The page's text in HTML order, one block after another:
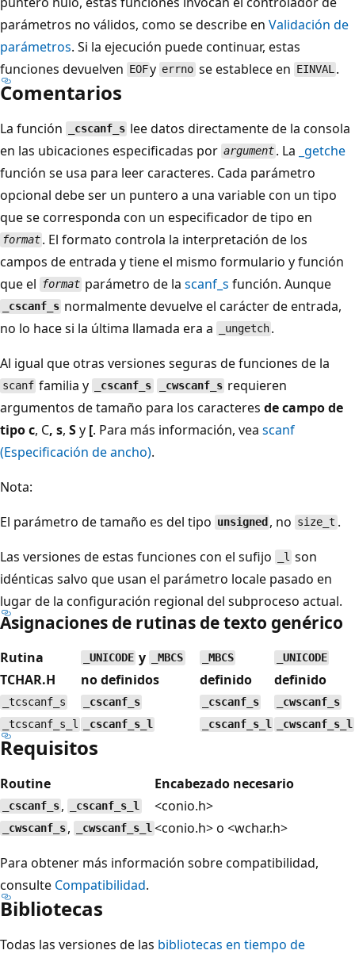
parámetros no válidos, como se describe en Validación de
parámetros. Si la ejecución puede continuar, estas
funciones devuelven EOFy errnose establece en EINVAL .
Comentarios
La función _cscanf_s lee datos directamente de la consola
en las ubicaciones especificadas por argument . La _getche
función se usa para leer caracteres. Cada parámetro
opcional debe ser un puntero a una variable con un tipo
que se corresponda con un especificador de tipo en
format . El formato controla la interpretación de los
campos de entrada y tiene el mismo formulario y función
que el
format parámetro de lascanf_s función. Aunque
_cscanf_s normalmente devuelve el carácter de entrada,
no lo hace si la última llamada era a
_ungetch .
Al igual que otras versiones seguras de funciones de la
scanf familia y _cscanf_s _cwscanf_s requieren
argumentos de tamaño para los caracteres de campo de
tipo c, C, s, Sy [. Para más información, vea scanf
(Especificación de ancho).
Nota:
El parámetro de tamaño es del tipo unsigned , no size_t .
Las versiones de estas funciones con el sufijo
_l son
idénticas salvo que usan el parámetro locale pasado en
lugar de la configuración regional del subproceso actual.
Asignaciones de rutinas de texto genérico
Rutina
TCHAR.H
_UNICODE y _MBCS
no definidos
_MBCS
definido
_UNICODE
definido
_tcscanf_s _cscanf_s _cscanf_s
_cwscanf_s
_tcscanf_s_l
_cscanf_s_l _cscanf_s_l _cwscanf_s_l
Requisitos
Routine Encabezado necesario
_cscanf_s , _cscanf_s_l <conio.h>
_cwscanf_s , _cwscanf_s_l<conio.h> o <wchar.h>
Para obtener más información sobre compatibilidad,
consulte Compatibilidad.
Bibliotecas
Todas las versiones de las bibliotecas en tiempo de